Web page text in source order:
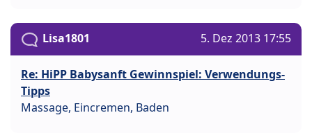
Lisa1801 5. Dez 2013 17:55
Re: HiPP Babysanft Gewinnspiel: Verwendungs-
Tipps
Massage, Eincremen, Baden